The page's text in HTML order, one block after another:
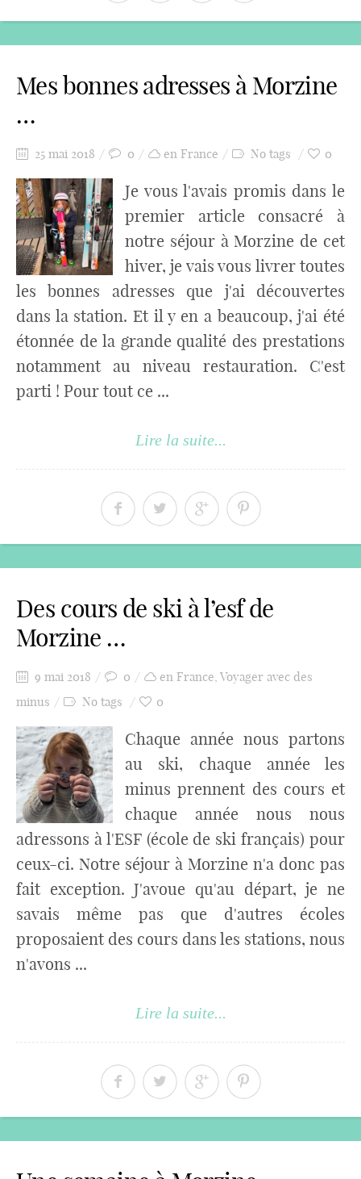
Mes bonnes adresses à Morzine
…
25 mai 2018 0 en France No tags 0
Je vous l'avais promis dans le
premier article consacré à
notre séjour à Morzine de cet
hiver, je vais vous livrer toutes
les bonnes adresses que j'ai découvertes
dans la station. Et il y en a beaucoup, j'ai été
étonnée de la grande qualité des prestations
notamment au niveau restauration. C'est
parti ! Pour tout ce ...
Lire la suite...
Des cours de ski à l’esf de
Morzine …
9 mai 2018 0 en France, Voyager avec des
minus
No tags 0
Chaque année nous partons
au ski, chaque année les
minus prennent des cours et
chaque année nous nous
adressons à l'ESF (école de ski français) pour
ceux-ci. Notre séjour à Morzine n'a donc pas
fait exception. J'avoue qu'au départ, je ne
savais même pas que d'autres écoles
proposaient des cours dans les stations, nous
n'avons ...
Lire la suite...